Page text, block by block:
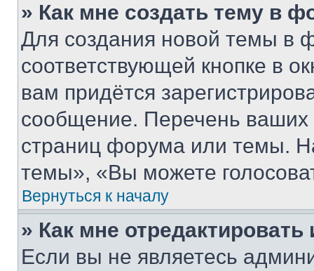
» Как мне создать тему в
Для создания новой темы в
соответствующей кнопке в
вам придётся
сообщение. Перечень ваших
страниц форума или темы.
темы», «Вы можете
Вернуться к началу
» Как мне
Если вы не являетесь